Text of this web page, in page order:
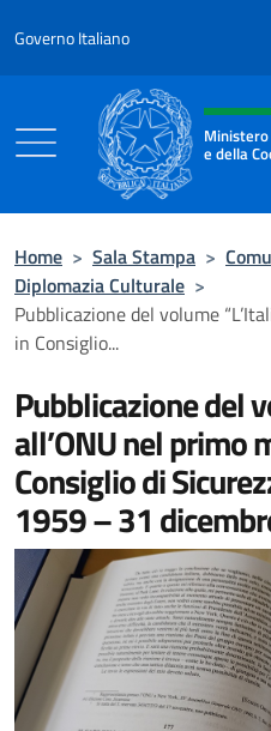
Governo Italiano
Intestazione
e della
Home > Sala Stampa >
Diplomazia Culturale >
Pubblicazione del volume
in Consiglio...
Pubblicazione del
all’ONU nel primo
Consiglio di
1959 – 31